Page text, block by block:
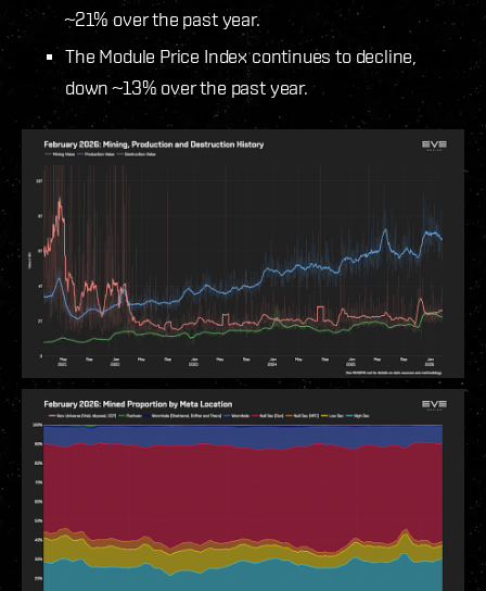
~21% over the past year.
The Module Price Index continues to decline,
down ~13% over the past year.